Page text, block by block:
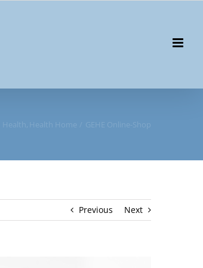
Health Health Home GEHE Online-Shop
Previous Next